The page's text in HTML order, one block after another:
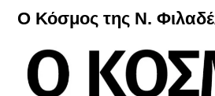
Μετάβαση
περιεχόμενο
Ο Κόσμος της Ν.